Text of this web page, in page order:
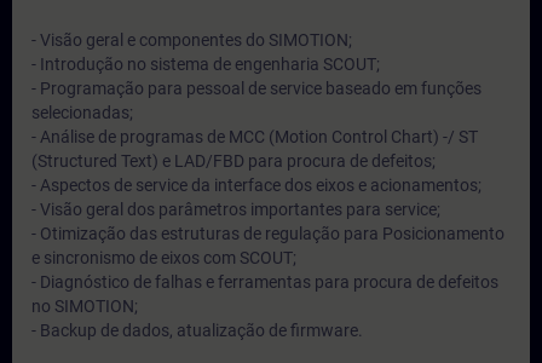
- Visão geral e componentes do SIMOTION;
- Introdução no sistema de engenharia SCOUT;
- Programação para pessoal de service baseado em funções
selecionadas;
- Análise de programas de MCC (Motion Control Chart) -/ ST
(Structured Text) e LAD/FBD para procura de defeitos;
- Aspectos de service da interface dos eixos e acionamentos;
- Visão geral dos parâmetros importantes para service;
- Otimização das estruturas de regulação para Posicionamento
e sincronismo de eixos com SCOUT;
- Diagnóstico de falhas e ferramentas para procura de defeitos
no SIMOTION;
- Backup de dados, atualização de firmware.